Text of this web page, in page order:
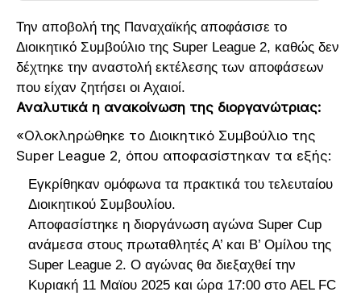
Την αποβολή της Παναχαϊκής αποφάσισε το
Διοικητικό Συμβούλιο της Super League 2, καθώς δεν
δέχτηκε την αναστολή εκτέλεσης των αποφάσεων
που είχαν ζητήσει οι Αχαιοί.
Αναλυτικά η ανακοίνωση της διοργανώτριας:
«Ολοκληρώθηκε το Διοικητικό Συμβούλιο της
Super League 2, όπου αποφασίστηκαν τα εξής:
Εγκρίθηκαν ομόφωνα τα πρακτικά του τελευταίου
Διοικητικού Συμβουλίου.
Αποφασίστηκε η διοργάνωση αγώνα Super Cup
ανάμεσα στους πρωταθλητές Α’ και Β’ Ομίλου της
Super League 2. O αγώνας θα διεξαχθεί την
Κυριακή 11 Μαϊου 2025 και ώρα 17:00 στο AEL FC